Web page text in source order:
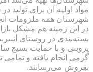
مواد اولیه آن برای تولید
شهرستان همه ملزومات
در این زمینه هم مشکل
بسته‌بندی در روستای
پروینی و با حمایت بسیج
گرمی انجام یافته و تمامی
بفروش می‌رسانند.